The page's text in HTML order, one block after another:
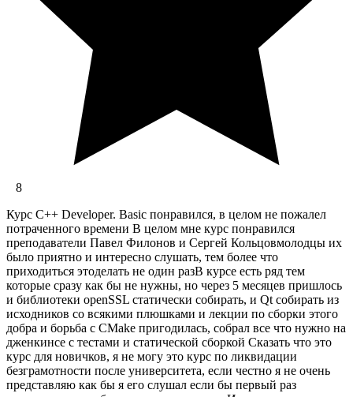
8
Курс C++ Developer. Basic понравился, в целом не пожалел
потраченного времени В целом мне курс понравился
преподаватели Павел Филонов и Сергей Кольцовмолодцы их
было приятно и интересно слушать, тем более что
приходиться этоделать не один разВ курсе есть ряд тем
которые сразу как бы не нужны, но через 5 месяцев пришлось
и библиотеки openSSL статически собирать, и Qt собирать из
исходников со всякими плюшками и лекции по сборки этого
добра и борьба с CMake пригодилась, собрал все что нужно на
дженкинсе с тестами и статической сборкой Сказать что это
курс для новичков, я не могу это курс по ликвидации
безграмотности после университета, если честно я не очень
представляю как бы я его слушал если бы первый раз